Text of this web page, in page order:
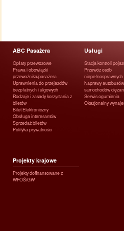
ABC Pasażera
Opłaty przewozowe
Prawa i obowiązki
przewoźnika/pasażera
Uprawnienia do przejazdów
bezpłatnych i ulgowych
Rodzaje i zasady korzystania z
biletów
Bilet Elektroniczny
Obsługa interesantów
Sprzedaż biletów
Polityka prywatności
Usługi
Stacja kontroli
Przewóz osób
niepełnosprawnych
Naprawy
samochodów
Serwis ogumienia
Okazjonalny
Projekty krajowe
Projekty dofinansowane z
WFOŚiGW